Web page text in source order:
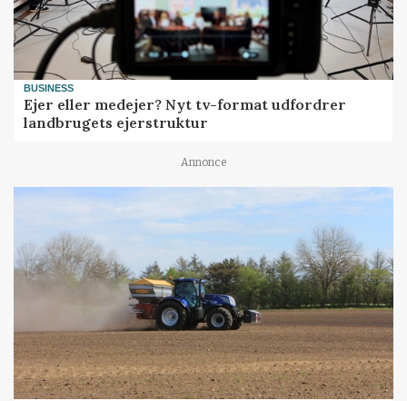
BUSINESS
Ejer eller medejer? Nyt tv-format udfordrer
landbrugets ejerstruktur
Annonce